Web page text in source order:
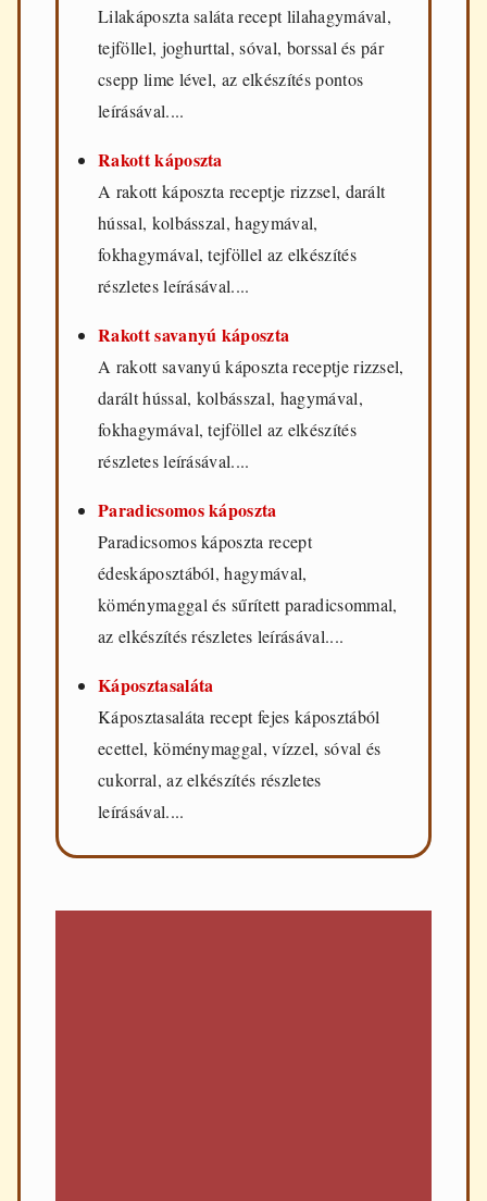
Lilakáposzta saláta recept lilahagymával,
tejföllel, joghurttal, sóval, borssal és pár
csepp lime lével, az elkészítés pontos
leírásával....
Rakott káposzta
A rakott káposzta receptje rizzsel, darált
hússal, kolbásszal, hagymával,
fokhagymával, tejföllel az elkészítés
részletes leírásával....
Rakott savanyú káposzta
A rakott savanyú káposzta receptje rizzsel,
darált hússal, kolbásszal, hagymával,
fokhagymával, tejföllel az elkészítés
részletes leírásával....
Paradicsomos káposzta
Paradicsomos káposzta recept
édeskáposztából, hagymával,
köménymaggal és sűrített paradicsommal,
az elkészítés részletes leírásával....
Káposztasaláta
Káposztasaláta recept fejes káposztából
ecettel, köménymaggal, vízzel, sóval és
cukorral, az elkészítés részletes
leírásával....